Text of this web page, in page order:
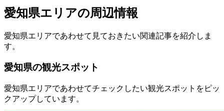
愛知県エリアの周辺情報
愛知県エリアであわせて見ておきたい関連記事を紹介しま
す。
愛知県の観光スポット
愛知県エリアであわせてチェックしたい観光スポットをピッ
クアップしています。